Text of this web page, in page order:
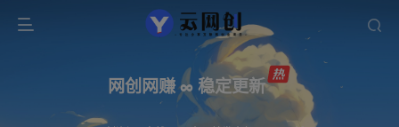
网创网赚 ∞ 稳定更新